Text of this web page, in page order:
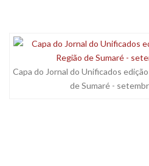
Capa do Jornal do Unificados
de Sumaré -